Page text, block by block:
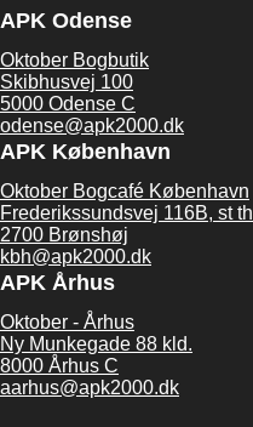
APK Odense
Oktober Bogbutik
Skibhusvej 100
5000 Odense C
odense@apk2000.dk
APK København
Oktober Bogcafé København
Frederikssundsvej 116B, st
2700 Brønshøj
kbh@apk2000.dk
APK Århus
Oktober - Århus
Ny Munkegade 88 kld.
8000 Århus C
aarhus@apk2000.dk